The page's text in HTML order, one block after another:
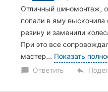
Отличный шиномонтаж,
попали в яму
резину и заменили
При это все
мастер... Показать
chat_bubble Ответить reply